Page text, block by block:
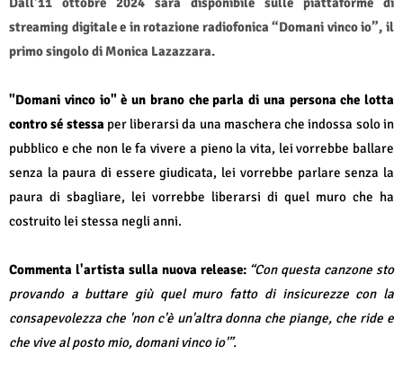
streaming digitale e in rotazione radiofonica “Domani vinco io”, il
primo singolo di Monica Lazazzara.
"Domani vinco io" è un brano che parla di una persona che lotta
contro sé stessa per liberarsi da una maschera che indossa solo in
pubblico e che non le fa vivere a pieno la vita, lei vorrebbe ballare
senza la paura di essere giudicata, lei vorrebbe parlare senza la
paura di sbagliare, lei vorrebbe liberarsi di quel muro che ha
costruito lei stessa negli anni.
Commenta l'artista sulla nuova release: “Con questa canzone sto
provando a buttare giù quel muro fatto di insicurezze con la
consapevolezza che 'non c'è un'altra donna che piange, che ride e
che vive al posto mio, domani vinco io'”.